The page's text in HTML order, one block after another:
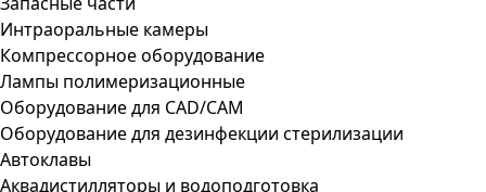
Интраоральные камеры
Компрессорное оборудование
Лампы полимеризационные
Оборудование для CAD/CAM
Оборудование для дезинфекции стерилизации
Автоклавы
Аквадистилляторы и водоподготовка